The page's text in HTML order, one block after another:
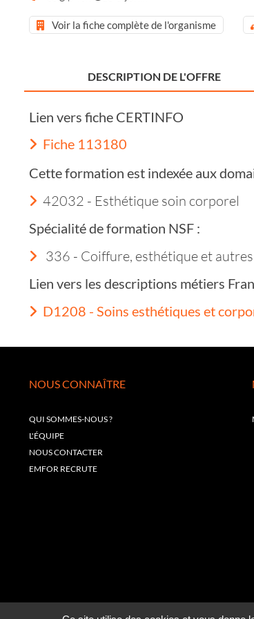
Voir la fiche complète de l'organisme
DESCRIPTION DE L'OFFRE
Lien vers fiche CERTINFO
Fiche 113180
Cette formation est indexée aux
42032 - Esthétique soin corporel
Spécialité de formation NSF :
336 - Coiffure, esthétique et
Lien vers les descriptions métiers
D1208 - Soins esthétiques et
NOUS CONNAÎTRE
QUI SOMMES-NOUS ?
L'ÉQUIPE
NOUS CONTACTER
EMFOR RECRUTE